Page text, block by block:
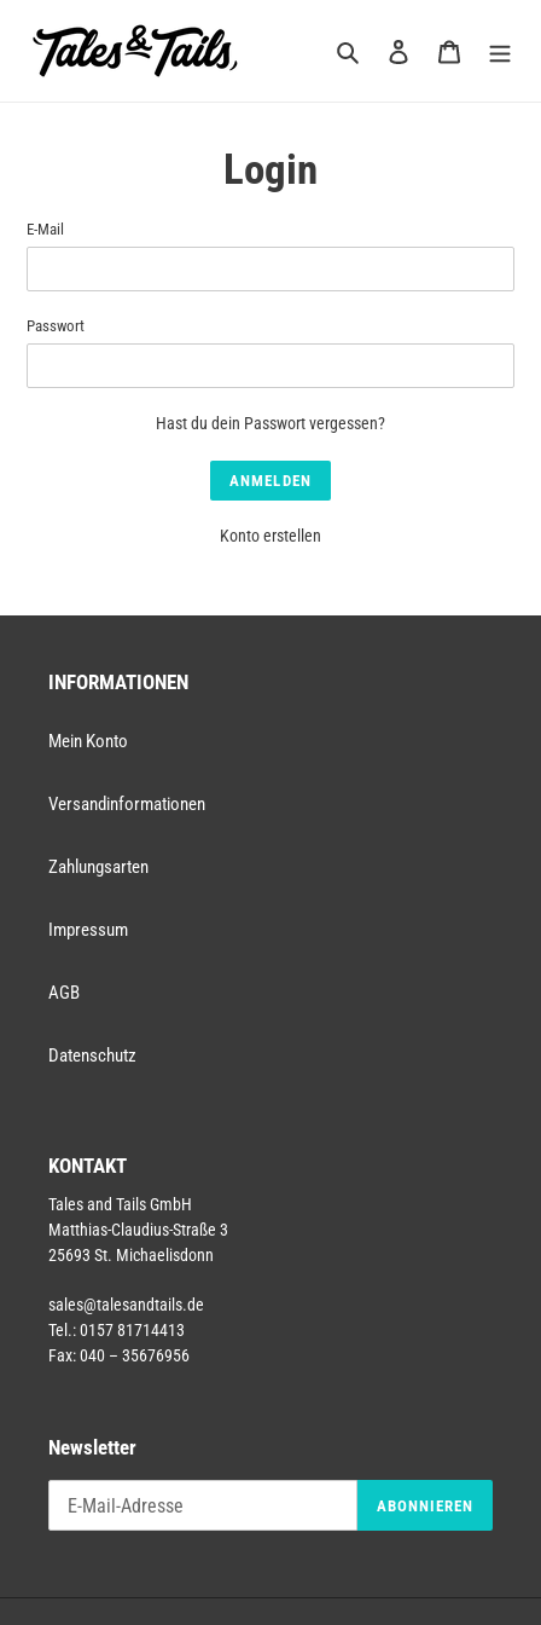
Suchen Einloggen Warenkorb
Login
E-Mail
Passwort
Hast du dein Passwort vergessen?
Konto erstellen
INFORMATIONEN
Mein Konto
Versandinformationen
Zahlungsarten
Impressum
AGB
Datenschutz
KONTAKT
Tales and Tails GmbH
Matthias-Claudius-Straße 3
25693 St. Michaelisdonn
sales@talesandtails.de
Tel.: 0157 81714413
Fax: 040 – 35676956
Newsletter
ABONNIEREN